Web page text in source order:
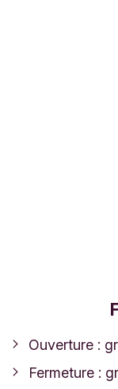
Ouverture :
Fermeture :